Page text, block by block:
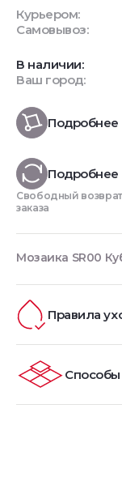
Курьером:
Самовывоз:
В наличии:
Ваш город:
Подробнее
Подробнее
Свободный
заказа
Мозаика SR00
Правила